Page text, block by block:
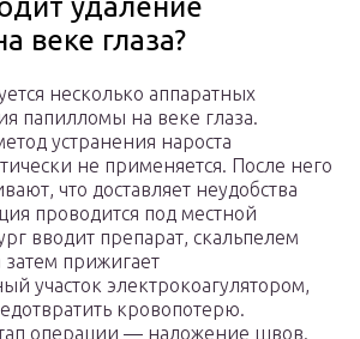
удаление
веке глаза?
несколько аппаратных
папилломы на веке глаза.
устранения нароста
не применяется. После него
что доставляет неудобства
проводится под местной
вводит препарат, скальпелем
затем прижигает
участок электрокоагулятором,
кровопотерю.
операции — наложение швов.